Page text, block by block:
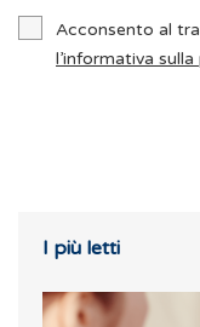
Acconsento al
l’informativa sulla
I più letti